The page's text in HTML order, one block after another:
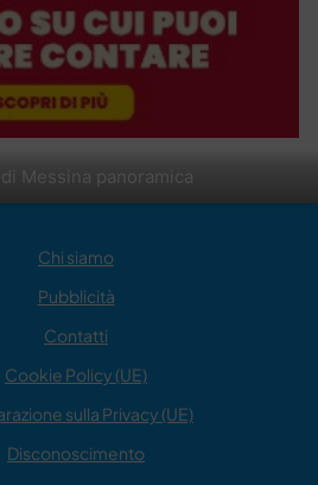
Messina panoramica
Chi siamo
Pubblicità
Contatti
Cookie Policy (UE)
sulla Privacy (UE)
Disconoscimento